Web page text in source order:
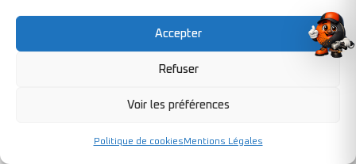
Accepter
Refuser
Voir les préférences
Politique de cookies Mentions Légales
QUEL GRAIN UTILISER POUR ENLEVER
LA ROUILLE ?
généralement recommandé pour enlever la